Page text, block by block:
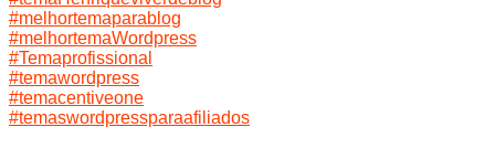
#melhortemaparablog
#melhortemaWordpress
#Temaprofissional
#temawordpress
#temacentiveone
#temaswordpressparaafiliados